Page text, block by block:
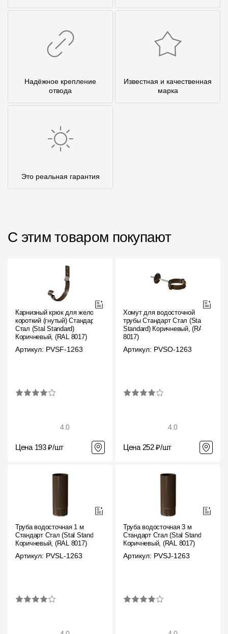
Надёжное крепление
отвода
Известная и качественная
марка
Это реальная гарантия
С этим товаром покупают
Карнизный крюк для желоба
короткий (гнутый) Стандарт
Стал (Stal Standard)
Коричневый, (RAL 8017)
Артикул: PVSF-1263
4.0
Цена 193 ₽/шт
Хомут для водосточной
трубы Стандарт Стал (Stal
Standard) Коричневый, (RAL
8017)
Артикул: PVSO-1263
4.0
Цена 252 ₽/шт
Труба водосточная 1 м
Стандарт Стал (Stal Standard)
Коричневый, (RAL 8017)
Артикул: PVSL-1263
Труба водосточная 3 м
Стандарт Стал (Stal Standard)
Коричневый, (RAL 8017)
Артикул: PVSJ-1263